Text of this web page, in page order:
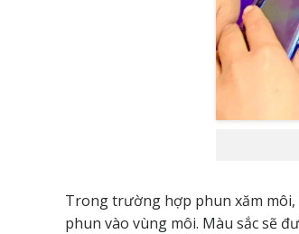
Trong trường hợp phun xăm môi,
phun vào vùng môi. Màu sắc sẽ